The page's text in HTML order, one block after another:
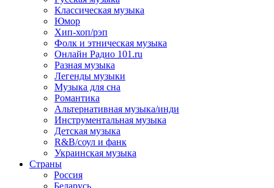
Классическая музыка
Юмор
Хип-хоп/рэп
Фолк и этническая музыка
Онлайн Радио 101.ru
Разная музыка
Легенды музыки
Музыка для сна
Романтика
Альтернативная музыка/инди
Инструментальная музыка
Детская музыка
R&B/cоул и фанк
Украинская музыка
Страны
Россия
Беларусь